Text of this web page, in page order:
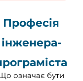
Професія
інженера-
означає бути